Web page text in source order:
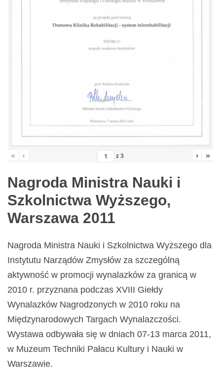
« ‹ z3 › »
Nagroda Ministra Nauki i
Szkolnictwa Wyższego,
Warszawa 2011
Nagroda Ministra Nauki i Szkolnictwa Wyższego dla
Instytutu Narządów Zmysłów za szczególną
aktywność w promocji wynalazków za granicą w
2010 r. przyznana podczas XVIII Giełdy
Wynalazków Nagrodzonych w 2010 roku na
Międzynarodowych Targach Wynalazczości.
Wystawa odbywała się w dniach 07-13 marca 2011,
w Muzeum Techniki Pałacu Kultury i Nauki w
Warszawie.